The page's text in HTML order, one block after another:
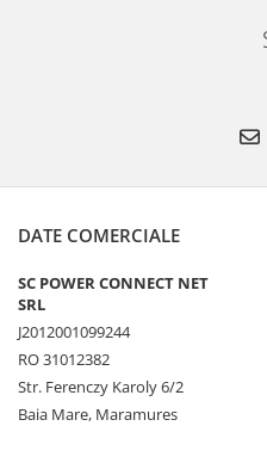
DATE COMERCIALE
SC POWER CONNECT NET
SRL
J2012001099244
RO 31012382
Str. Ferenczy Karoly 6/2
Baia Mare, Maramures